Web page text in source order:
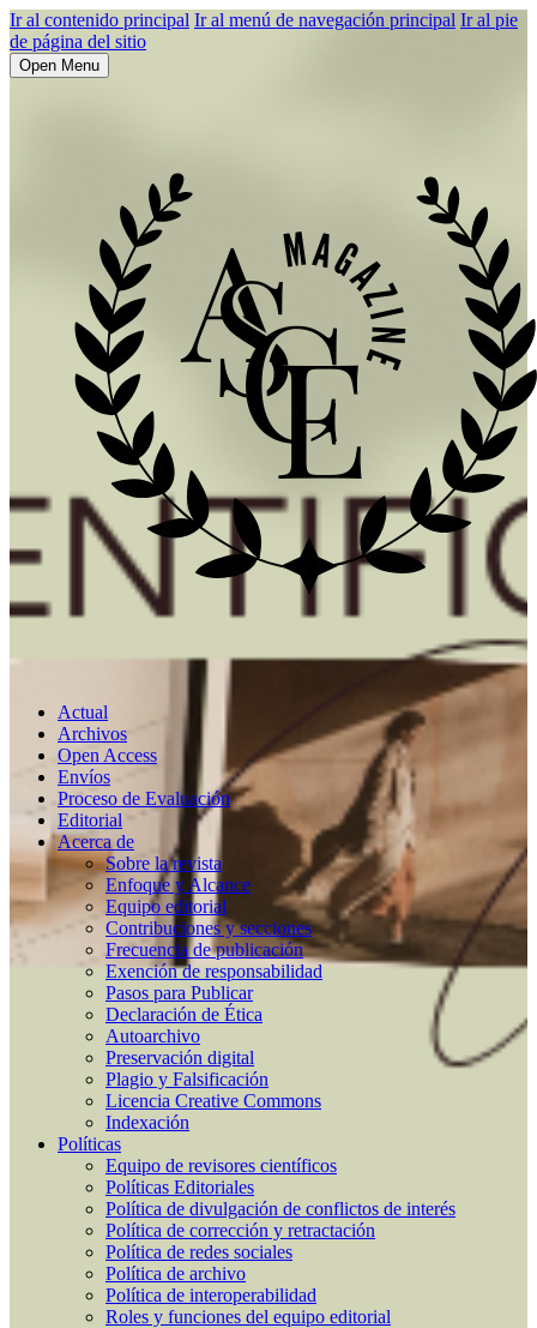
Ir al contenido principal Ir al menú de navegación principal Ir al pie
de página del sitio
Open Menu
Actual
Archivos
Open Access
Envíos
Proceso de Evaluación
Editorial
Acerca de
Sobre la revista
Enfoque y Alcance
Equipo editorial
Contribuciones y secciones
Frecuencia de publicación
Exención de responsabilidad
Pasos para Publicar
Declaración de Ética
Autoarchivo
Preservación digital
Plagio y Falsificación
Licencia Creative Commons
Indexación
Políticas
Equipo de revisores científicos
Políticas Editoriales
Política de divulgación de conflictos de interés
Política de corrección y retractación
Política de redes sociales
Política de archivo
Política de interoperabilidad
Roles y funciones del equipo editorial